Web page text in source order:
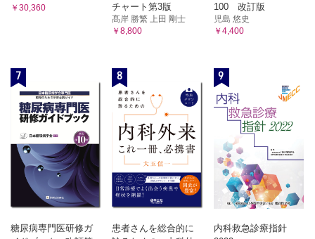
￥30,360
チャート第3版
髙岸 勝繁 上田 剛士
￥8,800
100 改訂版
児島 悠史
￥4,400
7
糖尿病専門医研修ガ
8
患者さんを総合的に
9
内科救急診療指針